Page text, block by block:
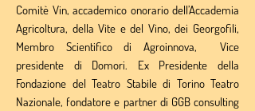
Comitè Vin, accademico onorario dell’Accademia
Agricoltura, della Vite e del Vino, dei Georgofili,
Membro Scientifico di Agroinnova, Vice
presidente di Domori. Ex Presidente della
Fondazione del Teatro Stabile di Torino Teatro
Nazionale, fondatore e partner di GGB consulting